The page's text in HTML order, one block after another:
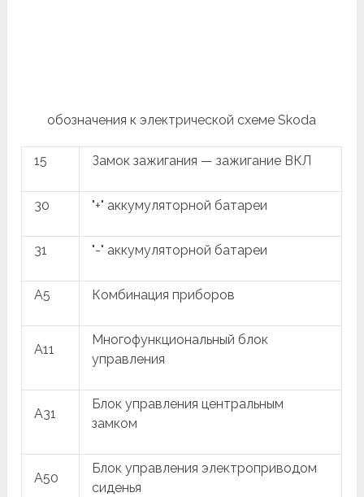
обозначения к электрической схеме Skoda
15 Замок зажигания — зажигание ВКЛ
30 "+" аккумуляторной батареи
31 "-" аккумуляторной батареи
A5 Комбинация приборов
A11
Многофункциональный блок
управления
A31
Блок управления центральным
замком
A50
Блок управления электроприводом
сиденья